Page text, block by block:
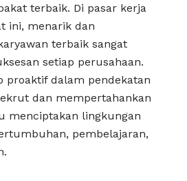
terbaik. Di pasar kerja
ini, menarik dan
terbaik sangat
setiap perusahaan.
proaktif dalam pendekatan
dan mempertahankan
menciptakan lingkungan
pembelajaran,